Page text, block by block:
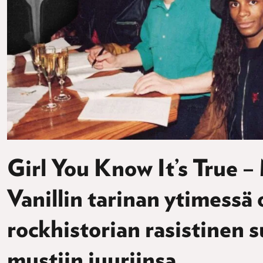
Girl You Know It’s True
Vanillin tarinan ytimessä
rockhistorian rasistinen